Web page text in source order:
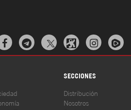
  
SECCIONES
Distribución
Nosotros